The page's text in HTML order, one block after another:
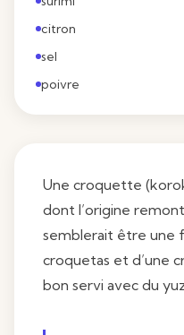
citron
sel
poivre
Une croquette
dont l’origine
semblerait être une
croquetas et d’une
bon servi avec du